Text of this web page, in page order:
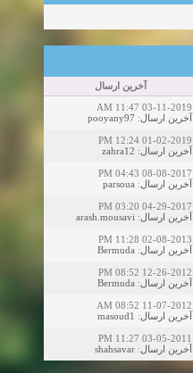
آخرین ارسال
03-11-2019 11:47 AM
آخرین ارسال:
pooyany97
01-02-2019 12:24 PM
آخرین ارسال:
zahra12
08-08-2017 04:43 PM
آخرین ارسال:
parsoua
04-29-2017 03:20 PM
آخرین ارسال:
arash.mousavi
02-08-2013 11:28 PM
آخرین ارسال:
Bermuda
12-26-2012 08:52 PM
آخرین ارسال:
Bermuda
11-07-2012 08:52 AM
آخرین ارسال:
masoud1
03-05-2011 11:27 PM
آخرین ارسال:
shahsavar